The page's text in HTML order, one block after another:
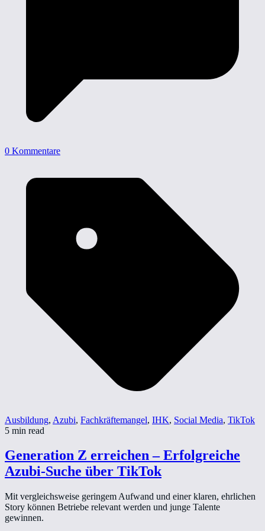
0 Kommentare
Ausbildung, Azubi, Fachkräftemangel, IHK, Social Media, TikTok
5 min read
Generation Z erreichen – Erfolgreiche
Azubi-Suche über TikTok
Mit vergleichsweise geringem Aufwand und einer klaren, ehrlichen
Story können Betriebe relevant werden und junge Talente
gewinnen.